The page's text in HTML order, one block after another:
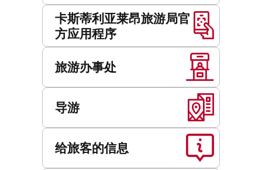
卡斯蒂利亚莱昂旅游局官
方应用程序
旅游办事处
导游
给旅客的信息